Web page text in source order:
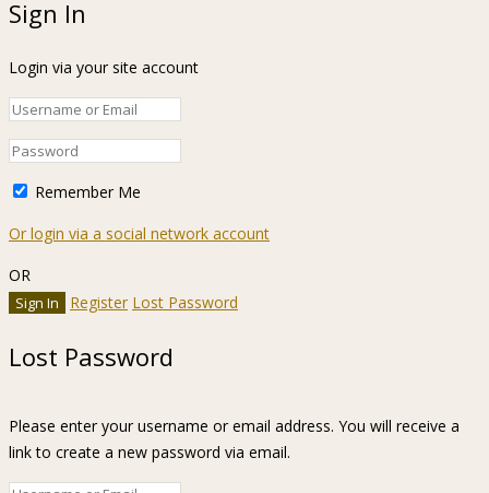
Sign In
Login via your site account
Remember Me
Or login via a social network account
OR
Register Lost Password
Lost Password
Please enter your username or email address. You will receive a
link to create a new password via email.